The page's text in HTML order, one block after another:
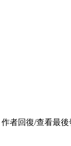
作者回復/查看最後